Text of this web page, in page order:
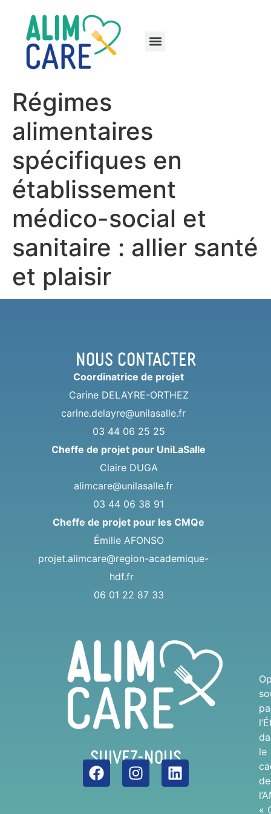
Régimes
alimentaires
spécifiques en
établissement
médico-social et
sanitaire : allier santé
et plaisir
Nous contacter
Coordinatrice de projet
Carine DELAYRE-ORTHEZ
carine.delayre@unilasalle.fr
03 44 06 25 25
Cheffe de projet pour UniLaSalle
Claire DUGA
alimcare@unilasalle.fr
03 44 06 38 91
Cheffe de projet pour les CMQe
Émilie AFONSO
projet.alimcare@region-academique-
hdf.fr
06 01 22 87 33
Suivez-nous
le
de
«